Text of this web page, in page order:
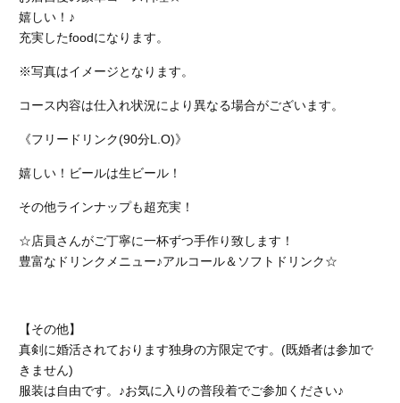
嬉しい！♪
充実したfoodになります。
※写真はイメージとなります。
コース内容は仕入れ状況により異なる場合がございます。
《フリードリンク(90分L.O)》
嬉しい！ビールは生ビール！
その他ラインナップも超充実！
☆店員さんがご丁寧に一杯ずつ手作り致します！
豊富なドリンクメニュー♪アルコール＆ソフトドリンク☆
【その他】
真剣に婚活されております独身の方限定です。(既婚者は参加で
きません)
服装は自由です。♪お気に入りの普段着でご参加ください♪